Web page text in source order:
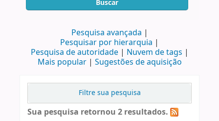
Buscar
Pesquisa avançada
Pesquisar por hierarquia
Pesquisa de autoridade
Nuvem de tags
Mais popular
Sugestões de aquisição
Filtre sua pesquisa
Sua pesquisa retornou 2 resultados.